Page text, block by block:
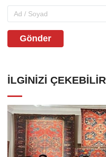
Gönder
İLGINIZI ÇEKEBILIR